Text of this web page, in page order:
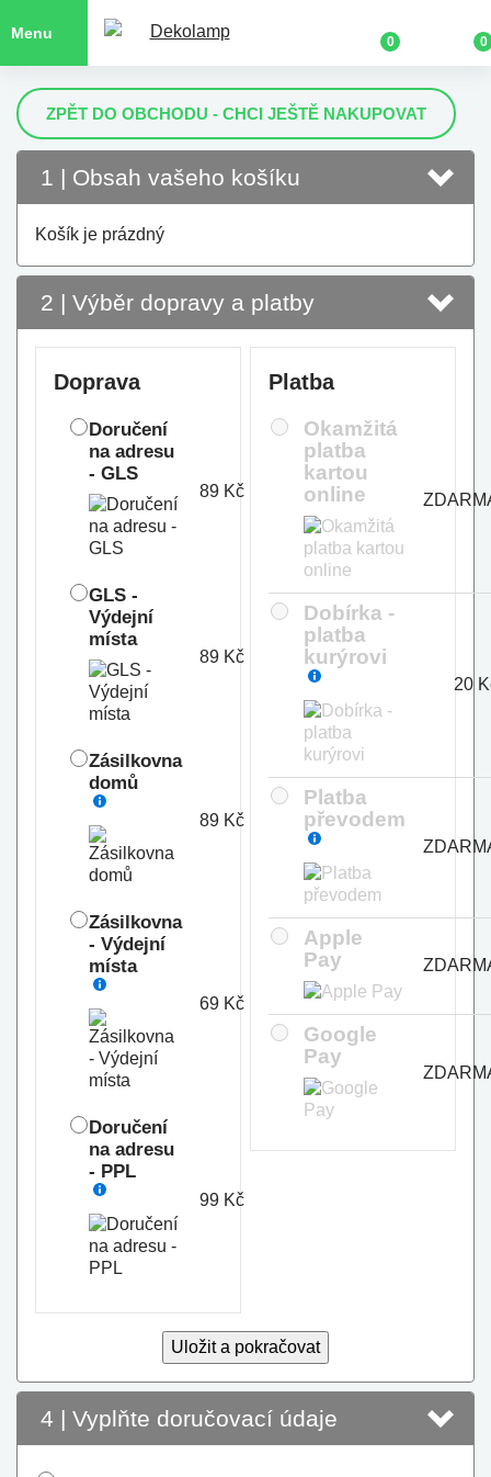
Menu
0 0
ZPĚT DO OBCHODU - CHCI JEŠTĚ NAKUPOVAT
1 | Obsah vašeho košíku
Košík je prázdný
2 | Výběr dopravy a platby
Doprava
Doručení
na adresu
- GLS
89 Kč
GLS -
Výdejní
místa
89 Kč
Zásilkovna
domů
89 Kč
Zásilkovna
- Výdejní
místa
69 Kč
Doručení
na adresu
- PPL
99 Kč
Platba
Okamžitá
platba
kartou
online
Dobírka -
platba
kurýrovi
20
Platba
převodem
Apple
Pay
Google
Pay
Uložit a pokračovat
4 | Vyplňte doručovací údaje